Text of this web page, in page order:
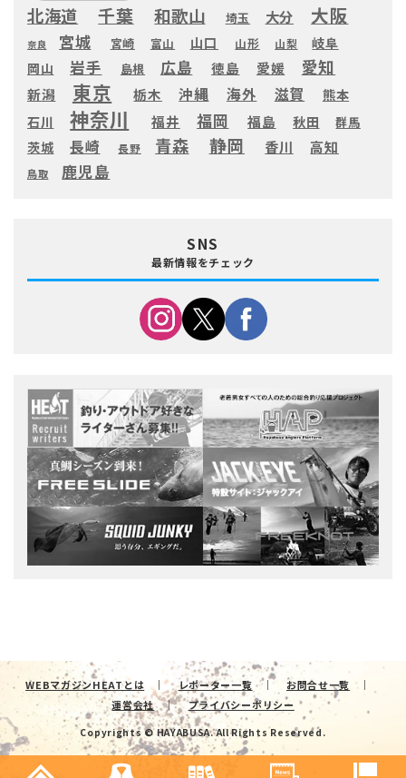
北海道 千葉 和歌山 埼玉 大分 大阪
奈良 宮城 宮崎 富山 山口 山形 山梨
岐阜
岡山
岩手 島根 広島 徳島 愛媛 愛知
新潟 東京 栃木 沖縄 海外 滋賀
熊本
石川
神奈川 福井 福岡 福島 秋田 群馬
茨城 長崎 長野 青森 静岡 香川 高知
鳥取 鹿児島
SNS
最新情報をチェック
WEBマガジンHEATとは レポーター一覧
お問合せ一覧
運営会社
プライバシーポリシー
Copyrights © HAYABUSA. All Rights Reserved.